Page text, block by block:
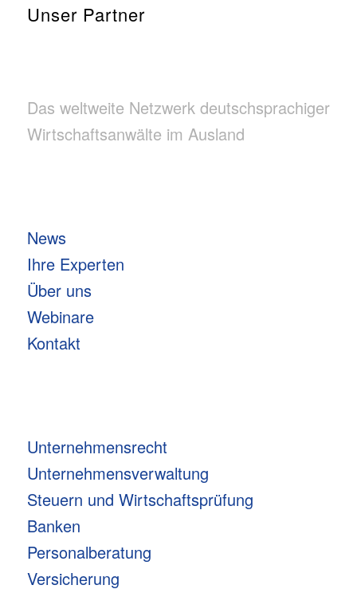
Unser Partner
Das weltweite Netzwerk deutschsprachiger
Wirtschaftsanwälte im Ausland
News
Ihre Experten
Über uns
Webinare
Kontakt
Unternehmensrecht
Unternehmensverwaltung
Steuern und Wirtschaftsprüfung
Banken
Personalberatung
Versicherung